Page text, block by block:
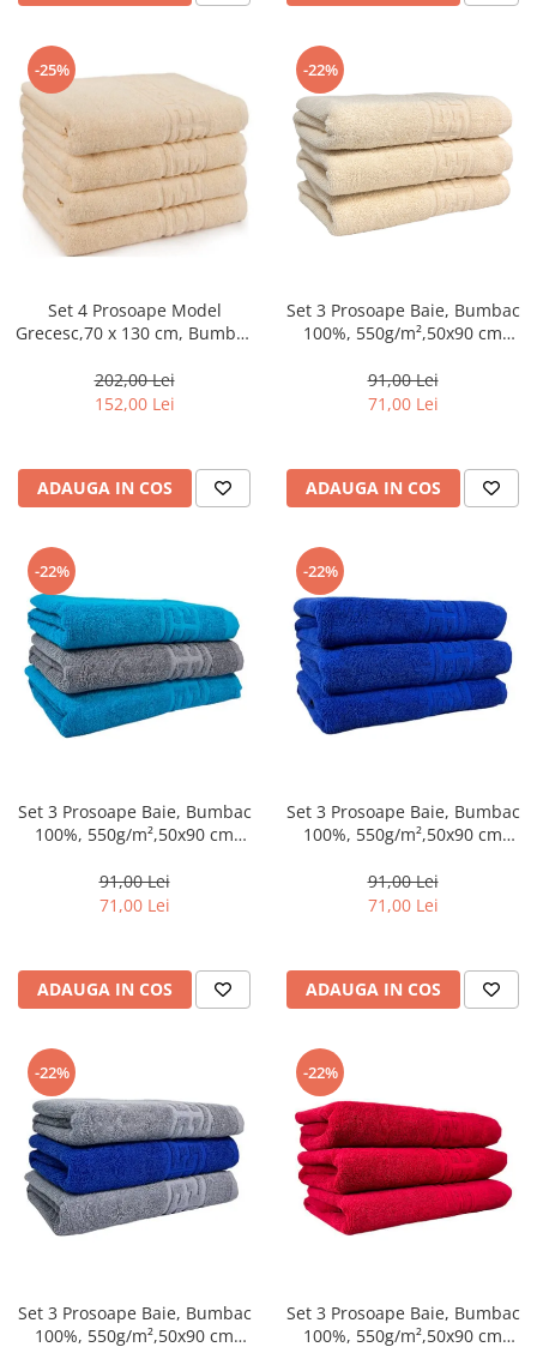
-25%
Set 4 Prosoape Model
Grecesc,70 x 130 cm, Bumbac
Crem-CT10
202,00 Lei
152,00 Lei
ADAUGA IN COS
-22%
Set 3 Prosoape Baie, Bumbac
100%, 550g/m²,50x90 cm
91,00 Lei
71,00 Lei
ADAUGA IN COS
-22%
Set 3 Prosoape Baie, Bumbac
100%, 550g/m²,50x90 cm
91,00 Lei
71,00 Lei
ADAUGA IN COS
-22%
Set 3 Prosoape Baie, Bumbac
100%, 550g/m²,50x90 cm
91,00 Lei
71,00 Lei
ADAUGA IN COS
-22%
Set 3 Prosoape Baie, Bumbac
100%, 550g/m²,50x90 cm
-22%
Set 3 Prosoape Baie, Bumbac
100%, 550g/m²,50x90 cm